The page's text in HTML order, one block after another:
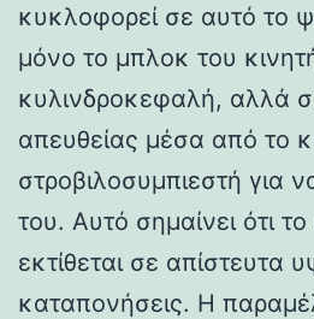
κυκλοφορεί σε αυτό το
μόνο το μπλοκ του
κυλινδροκεφαλή, αλλά
απευθείας μέσα από το
στροβιλοσυμπιεστή για
του. Αυτό σημαίνει ότι
εκτίθεται σε απίστευτα
καταπονήσεις. Η